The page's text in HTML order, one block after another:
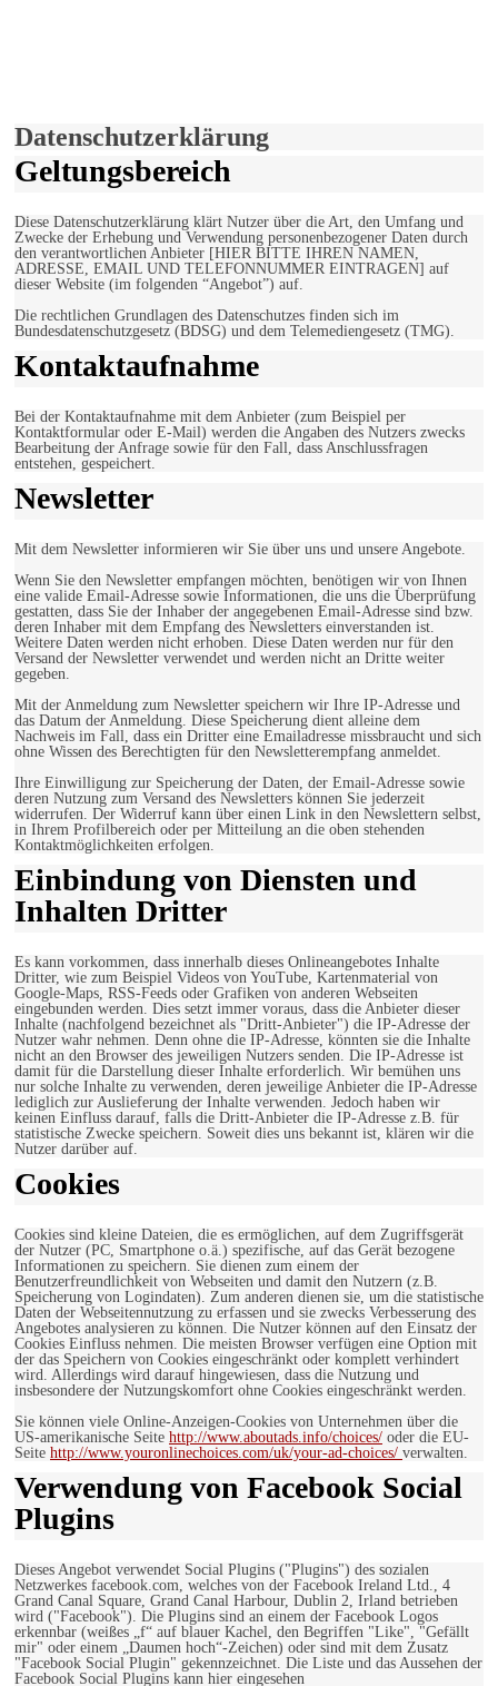
Datenschutzerklärung
Geltungsbereich
Diese Datenschutzerklärung klärt Nutzer über die Art, den Umfang und
Zwecke der Erhebung und Verwendung personenbezogener Daten durch
den verantwortlichen Anbieter [HIER BITTE IHREN NAMEN,
ADRESSE, EMAIL UND TELEFONNUMMER EINTRAGEN] auf
dieser Website (im folgenden “Angebot”) auf.
Die rechtlichen Grundlagen des Datenschutzes finden sich im
Bundesdatenschutzgesetz (BDSG) und dem Telemediengesetz (TMG).
Kontaktaufnahme
Bei der Kontaktaufnahme mit dem Anbieter (zum Beispiel per
Kontaktformular oder E-Mail) werden die Angaben des Nutzers zwecks
Bearbeitung der Anfrage sowie für den Fall, dass Anschlussfragen
entstehen, gespeichert.
Newsletter
Mit dem Newsletter informieren wir Sie über uns und unsere Angebote.
Wenn Sie den Newsletter empfangen möchten, benötigen wir von Ihnen
eine valide Email-Adresse sowie Informationen, die uns die Überprüfung
gestatten, dass Sie der Inhaber der angegebenen Email-Adresse sind bzw.
deren Inhaber mit dem Empfang des Newsletters einverstanden ist.
Weitere Daten werden nicht erhoben. Diese Daten werden nur für den
Versand der Newsletter verwendet und werden nicht an Dritte weiter
gegeben.
Mit der Anmeldung zum Newsletter speichern wir Ihre IP-Adresse und
das Datum der Anmeldung. Diese Speicherung dient alleine dem
Nachweis im Fall, dass ein Dritter eine Emailadresse missbraucht und sich
ohne Wissen des Berechtigten für den Newsletterempfang anmeldet.
Ihre Einwilligung zur Speicherung der Daten, der Email-Adresse sowie
deren Nutzung zum Versand des Newsletters können Sie jederzeit
widerrufen. Der Widerruf kann über einen Link in den Newslettern selbst,
in Ihrem Profilbereich oder per Mitteilung an die oben stehenden
Kontaktmöglichkeiten erfolgen.
Einbindung von Diensten und
Inhalten Dritter
Es kann vorkommen, dass innerhalb dieses Onlineangebotes Inhalte
Dritter, wie zum Beispiel Videos von YouTube, Kartenmaterial von
Google-Maps, RSS-Feeds oder Grafiken von anderen Webseiten
eingebunden werden. Dies setzt immer voraus, dass die Anbieter dieser
Inhalte (nachfolgend bezeichnet als "Dritt-Anbieter") die IP-Adresse der
Nutzer wahr nehmen. Denn ohne die IP-Adresse, könnten sie die Inhalte
nicht an den Browser des jeweiligen Nutzers senden. Die IP-Adresse ist
damit für die Darstellung dieser Inhalte erforderlich. Wir bemühen uns
nur solche Inhalte zu verwenden, deren jeweilige Anbieter die IP-Adresse
lediglich zur Auslieferung der Inhalte verwenden. Jedoch haben wir
keinen Einfluss darauf, falls die Dritt-Anbieter die IP-Adresse z.B. für
statistische Zwecke speichern. Soweit dies uns bekannt ist, klären wir die
Nutzer darüber auf.
Cookies
Cookies sind kleine Dateien, die es ermöglichen, auf dem Zugriffsgerät
der Nutzer (PC, Smartphone o.ä.) spezifische, auf das Gerät bezogene
Informationen zu speichern. Sie dienen zum einem der
Benutzerfreundlichkeit von Webseiten und damit den Nutzern (z.B.
Speicherung von Logindaten). Zum anderen dienen sie, um die statistische
Daten der Webseitennutzung zu erfassen und sie zwecks Verbesserung des
Angebotes analysieren zu können. Die Nutzer können auf den Einsatz der
Cookies Einfluss nehmen. Die meisten Browser verfügen eine Option mit
der das Speichern von Cookies eingeschränkt oder komplett verhindert
wird. Allerdings wird darauf hingewiesen, dass die Nutzung und
insbesondere der Nutzungskomfort ohne Cookies eingeschränkt werden.
Sie können viele Online-Anzeigen-Cookies von Unternehmen über die
US-amerikanische Seite http://www.aboutads.info/choices/ oder die EU-
Seite http://www.youronlinechoices.com/uk/your-ad-choices/ verwalten.
Verwendung von Facebook Social
Plugins
Dieses Angebot verwendet Social Plugins ("Plugins") des sozialen
Netzwerkes facebook.com, welches von der Facebook Ireland Ltd., 4
Grand Canal Square, Grand Canal Harbour, Dublin 2, Irland betrieben
wird ("Facebook"). Die Plugins sind an einem der Facebook Logos
erkennbar (weißes „f“ auf blauer Kachel, den Begriffen "Like", "Gefällt
mir" oder einem „Daumen hoch“-Zeichen) oder sind mit dem Zusatz
"Facebook Social Plugin" gekennzeichnet. Die Liste und das Aussehen der
Facebook Social Plugins kann hier eingesehen